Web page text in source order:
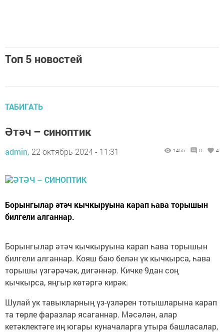
Топ 5 новостей
ТАБИГАТЬ
Әтәч – синоптик
admin, 22 октябрь 2024 - 11:31 1455 0 4
Борынгылар әтәч кычкыруына карап һава торышын
билгели алганнар.
Борынгылар әтәч кычкыруына карап һава торышын
билгели алганнар. Кояш баю белән үк кычкырса, һава
торышы үзгәрәчәк, дигәннәр. Кичке 9дан соң
кычкырса, яңгыр көтәргә кирәк.
Шулай ук тавыкларның үз-үзләрен тотышларына карап
та төрле фаразлар ясаганнар. Мәсәлән, алар
кетәклектәге иң югары куначаларга утыра башласалар,